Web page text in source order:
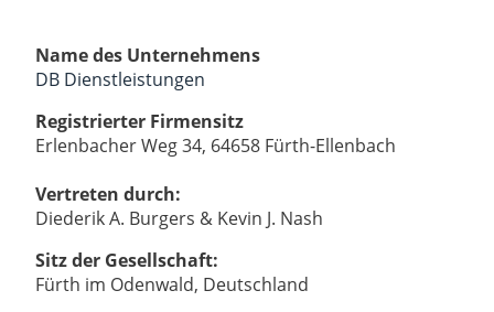
Name des Unternehmens
DB Dienstleistungen
Registrierter Firmensitz
Erlenbacher Weg 34, 64658 Fürth-Ellenbach
Vertreten durch:
Diederik A. Burgers & Kevin J. Nash
Sitz der Gesellschaft:
Fürth im Odenwald, Deutschland